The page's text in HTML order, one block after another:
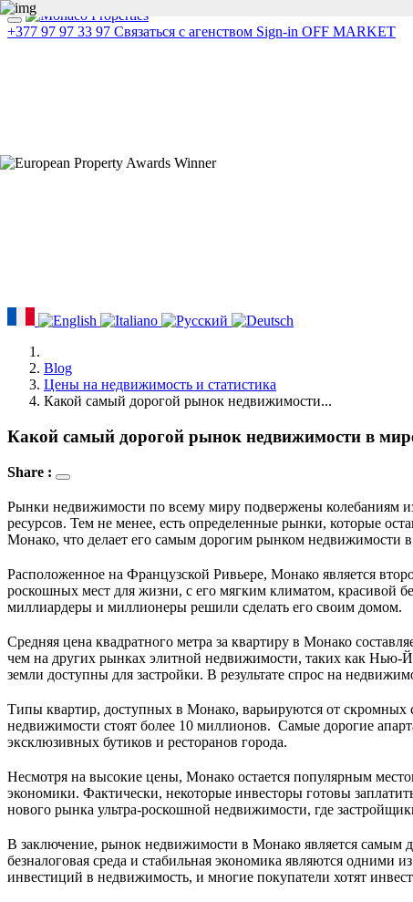
+377 97 97 33 97 Связаться с агенством Sign-in OFF MARKET
Blog
Цены на недвижимость и статистика
Какой самый дорогой рынок недвижимости...
Какой самый дорогой рынок недвижимости в
Share :
Рынки недвижимости по всему миру подвержены колебаниям
ресурсов. Тем не менее, есть определенные рынки, которые
Монако, что делает его самым дорогим рынком недвижимости
Расположенное на Французской Ривьере, Монако является
роскошных мест для жизни, с его мягким климатом, красивой
миллиардеры и миллионеры решили сделать его своим домом.
Средняя цена квадратного метра за квартиру в Монако
чем на других рынках элитной недвижимости, таких как Нью-
земли доступны для застройки. В результате спрос на
Типы квартир, доступных в Монако, варьируются от скромных
недвижимости стоят более 10 миллионов.  Самые дорогие
эксклюзивных бутиков и ресторанов города.
Несмотря на высокие цены, Монако остается популярным
экономики. Фактически, некоторые инвесторы готовы
нового рынка ультра-роскошной недвижимости, где
В заключение, рынок недвижимости в Монако является самым
безналоговая среда и стабильная экономика являются одними
инвестиций в недвижимость, и многие покупатели хотят